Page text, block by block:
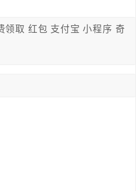
领取 红包 支付宝 小程序 奇